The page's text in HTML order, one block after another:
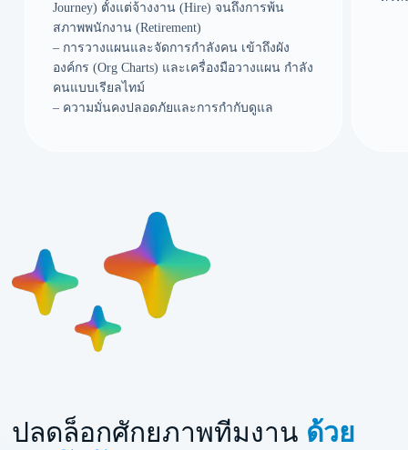
Journey) ตั้งแต่จ้างงาน (Hire) จนถึงการพ้น
สภาพพนักงาน (Retirement)
– การวางแผนและจัดการกำลังคน เข้าถึงผัง
องค์กร (Org Charts) และเครื่องมือวางแผน กำลัง
คนแบบเรียลไทม์
– ความมั่นคงปลอดภัยและการกำกับดูแล
ปลดล็อกศักยภาพทีมงาน ด้วย